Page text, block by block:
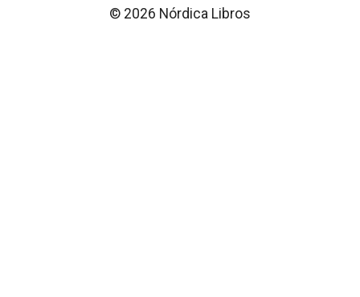
© 2026 Nórdica Libros